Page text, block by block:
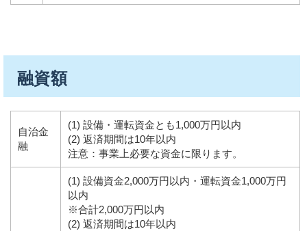
融資額
自治金
融
(1) 設備・運転資金とも1,000万円以内
(2) 返済期間は10年以内
注意：事業上必要な資金に限ります。
(1) 設備資金2,000万円以内・運転資金1,000万円
以内
※合計2,000万円以内
(2) 返済期間は10年以内